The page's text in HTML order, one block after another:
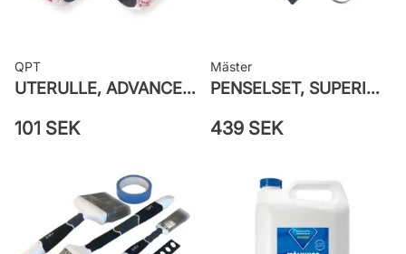
QPT
UTERULLE, ADVANCE GROV PRETEX
101 SEK
Mäster
PENSELSET, SUPERIOR MÅLA FASAD
439 SEK